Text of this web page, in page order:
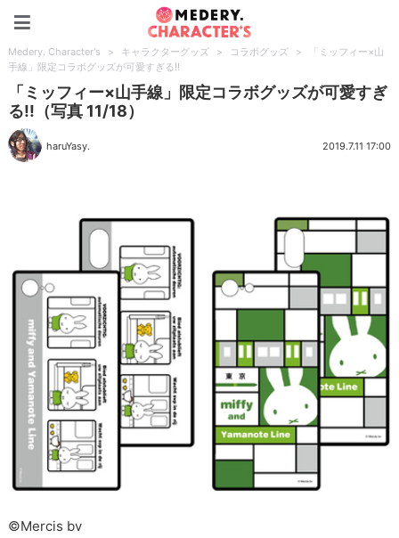
Medery. Character's > キャラクターグッズ > コラボグッズ >
「ミッフィー×山
手線」限定コラボグッズが可愛すぎる!!
「ミッフィー×山手線」限定コラボグッズが可愛すぎ
る!!（写真 11/18）
haruYasy. 2019.7.11 17:00
©Mercis bv